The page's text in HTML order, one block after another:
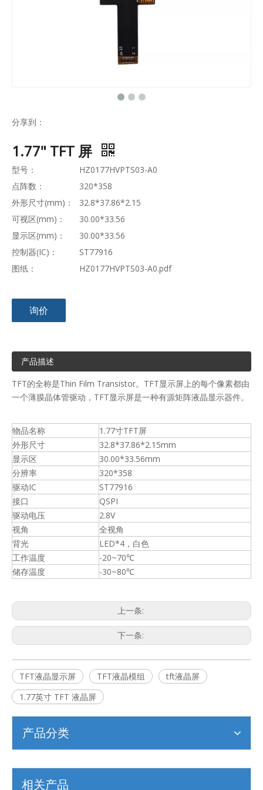
分享到：
1.77" TFT 屏
型号：
HZ0177HVPTS03-A0
点阵数：
320*358
外形尺寸(mm)：
32.8*37.86*2.15
可视区(mm)：
30.00*33.56
显示区(mm)：
30.00*33.56
控制器(IC)：
ST77916
图纸：
HZ0177HVPTS03-A0.pdf
询价
产品描述
TFT的全称是Thin Film Transistor。TFT显示屏上的每个像素都由
一个薄膜晶体管驱动，TFT显示屏是一种有源矩阵液晶显示器件。
物品名称
1.77寸TFT屏
外形尺寸
32.8*37.86*2.15mm
显示区
30.00*33.56mm
分辨率
320*358
驱动IC
ST77916
接口
QSPI
驱动电压
2.8V
视角
全视角
背光
LED*4，白色
工作温度
-20~70℃
储存温度
-30~80℃
上一条:
下一条:
TFT液晶显示屏 TFT液晶模组
tft液晶屏
1.77英寸 TFT 液晶屏
产品分类
相关产品